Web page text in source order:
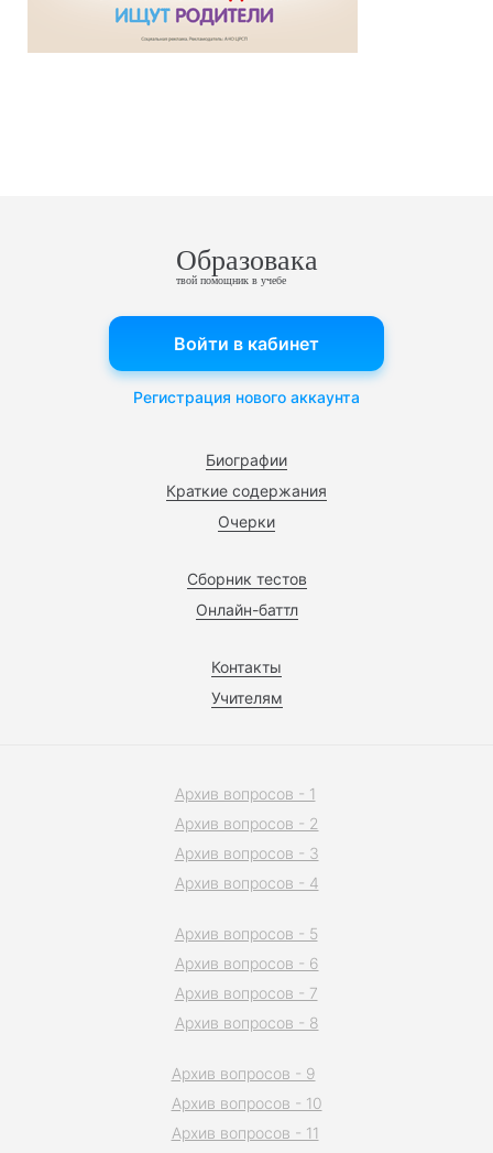
Образовака
твой помощник в учебе
Биографии
Краткие содержания
Очерки
Сборник тестов
Онлайн-баттл
Контакты
Учителям
Войти в кабинет
Регистрация нового аккаунта
Архив вопросов - 1
Архив вопросов - 2
Архив вопросов - 3
Архив вопросов - 4
Архив вопросов - 5
Архив вопросов - 6
Архив вопросов - 7
Архив вопросов - 8
Архив вопросов - 9
Архив вопросов - 10
Архив вопросов - 11